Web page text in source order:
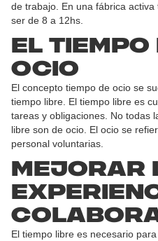
de trabajo. En una fábrica
ser de 8 a 12hs.
El
ocio
El concepto tiempo de ocio se
tiempo libre. El tiempo libre es
tareas y obligaciones. No todas
libre son de ocio. El ocio se
personal voluntarias.
Mejorar
El tiempo libre es necesario